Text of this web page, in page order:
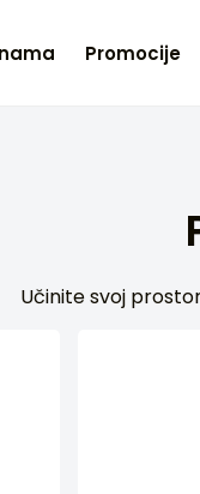
Promocije
Učinite svoj